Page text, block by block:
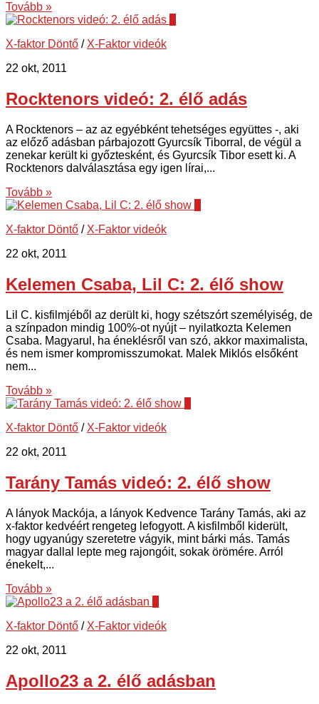
Tovább »
X-faktor Döntő /X-Faktor videók
22 okt, 2011
Rocktenors videó: 2. élő adás
A Rocktenors – az az egyébként tehetséges együttes -, aki
az előző adásban párbajozott Gyurcsík Tiborral, de végül a
zenekar került ki győztesként, és Gyurcsík Tibor esett ki. A
Rocktenors dalválasztása egy igen lírai,...
Tovább »
X-faktor Döntő / X-Faktor videók
22 okt, 2011
Kelemen Csaba, Lil C: 2. élő show
Lil C. kisfilmjéből az derült ki, hogy szétszórt személyiség, de
a színpadon mindig 100%-ot nyújt – nyilatkozta Kelemen
Csaba. Magyarul, ha éneklésről van szó, akkor maximalista,
és nem ismer kompromisszumokat. Malek Miklós elsőként
nem...
Tovább »
X-faktor Döntő / X-Faktor videók
22 okt, 2011
Tarány Tamás videó: 2. élő show
A lányok Mackója, a lányok Kedvence Tarány Tamás, aki az
x-faktor kedvéért rengeteg lefogyott. A kisfilmből kiderült,
hogy ugyanúgy szeretetre vágyik, mint bárki más. Tamás
magyar dallal lepte meg rajongóit, sokak örömére. Arról
énekelt,...
Tovább »
X-faktor Döntő / X-Faktor videók
22 okt, 2011
Apollo23 a 2. élő adásban